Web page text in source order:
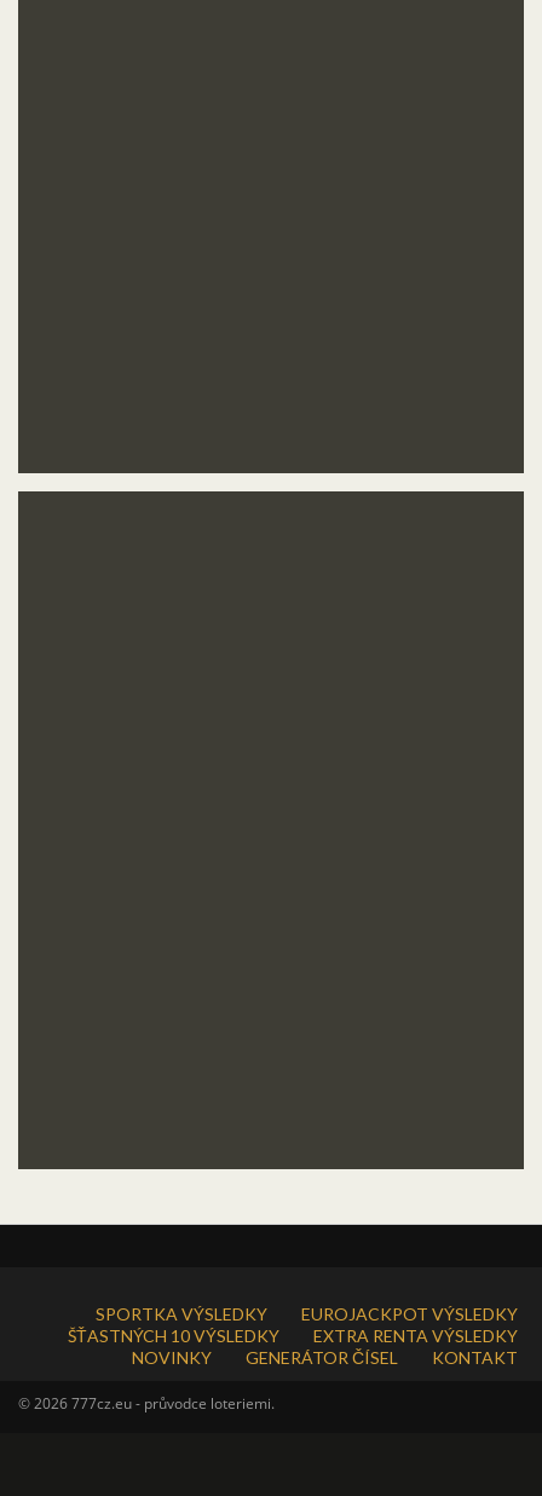
SPORTKA VÝSLEDKY
EUROJACKPOT VÝSLEDKY
ŠŤASTNÝCH 10 VÝSLEDKY
EXTRA RENTA VÝSLEDKY
NOVINKY
GENERÁTOR ČÍSEL KONTAKT
© 2026 777cz.eu - průvodce loteriemi.